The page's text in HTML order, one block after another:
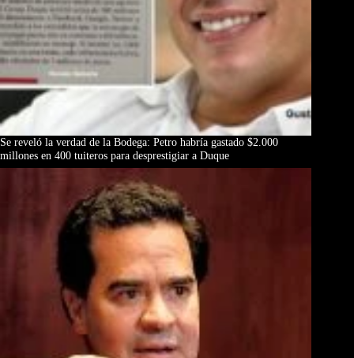
Se reveló la verdad de la Bodega: Petro habría gastado $2.000
millones en 400 tuiteros para desprestigiar a Duque